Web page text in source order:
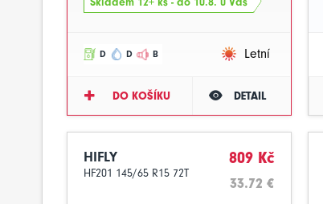
D D B Letní
DO KOŠÍKU DETAIL
HIFLY
HF201 145/65 R15 72T
809 Kč
33.72 €